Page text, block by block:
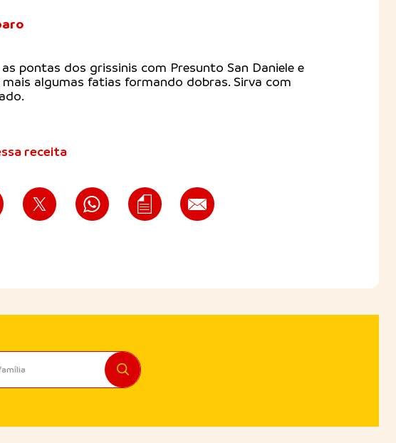
as pontas dos grissinis com Presunto San Daniele e
mais algumas fatias formando dobras. Sirva com
receita